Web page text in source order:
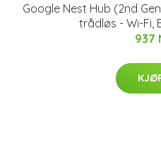
Google Nest Hub (2nd
trådløs - Wi-Fi,
937